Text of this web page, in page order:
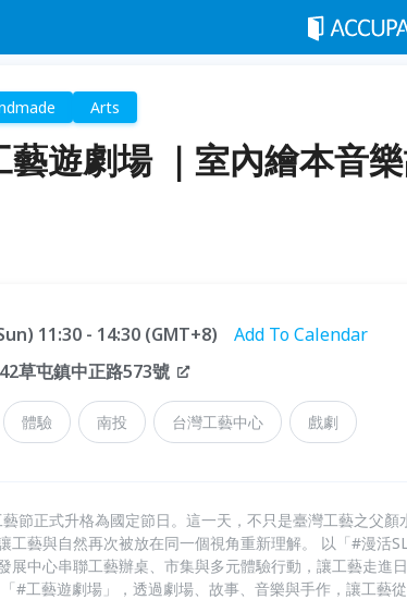
Arts
藝遊劇場 ｜室內繪本音
11:30 - 14:30 (GMT+8)
Add To Calendar
草屯鎮中正路573號
體驗 南投 台灣工藝中心 戲劇
節正式升格為國定節日。這一天，不只是臺灣工藝之父顏
工藝與自然再次被放在同一個視角重新理解。 以「#漫活
展中心串聯工藝辦桌、市集與多元體驗行動，讓工藝走進
#工藝遊劇場」，透過劇場、故事、音樂與手作，讓工藝